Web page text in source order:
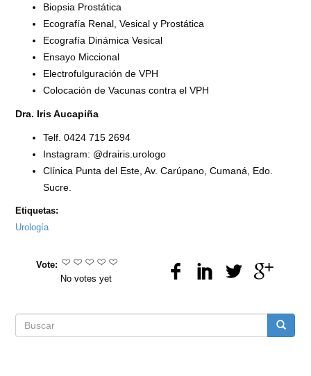
Biopsia Prostática
Ecografía Renal, Vesical y Prostática
Ecografía Dinámica Vesical
Ensayo Miccional
Electrofulguración de VPH
Colocación de Vacunas contra el VPH
Dra. Iris Aucapiña
Telf. 0424 715 2694
Instagram: @drairis.urologo
Clínica Punta del Este, Av. Carúpano, Cumaná, Edo.
Sucre.
Etiquetas:
Urología
Vote:
No votes yet
Formulario